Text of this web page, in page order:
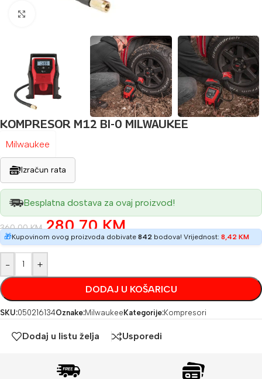
KOMPRESOR M12 BI-0 MILWAUKEE
Milwaukee
Izračun rata
Besplatna dostava za ovaj proizvod!
360,00KM 280,70KM
🎁Kupovinom ovog proizvoda dobivate 842 bodova! Vrijednost: 8,42 KM
- +
DODAJ U KOŠARICU
SKU:050216134Oznake:Milwaukee Kategorije:Kompresori
Dodaj u listu želja Usporedi